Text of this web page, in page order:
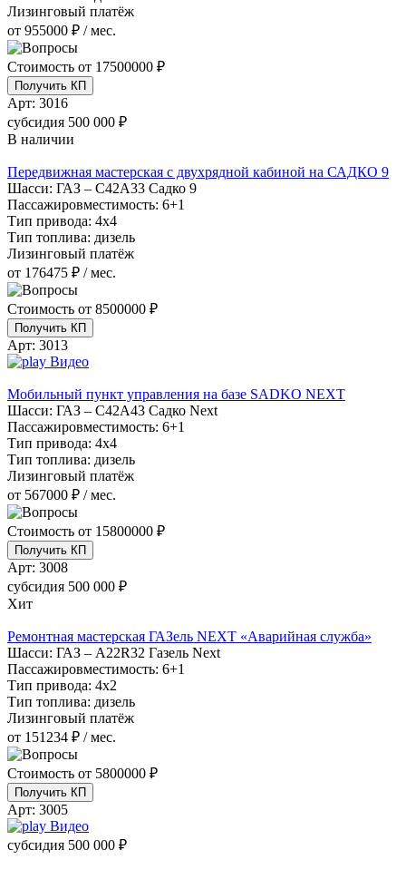
Лизинговый платёж
от 955000 ₽ / мес.
Стоимость от 17500000 ₽
Получить КП
Арт: 3016
субсидия 500 000 ₽
В наличии
Передвижная мастерская с двухрядной кабиной на САДКО 9
Шасси: ГАЗ – С42А33 Садко 9
Пассажировместимость: 6+1
Тип привода: 4х4
Тип топлива: дизель
Лизинговый платёж
от 176475 ₽ / мес.
Стоимость от 8500000 ₽
Получить КП
Арт: 3013
Видео
Мобильный пункт управления на базе SADKO NEXT
Шасси: ГАЗ – С42А43 Садко Next
Пассажировместимость: 6+1
Тип привода: 4х4
Тип топлива: дизель
Лизинговый платёж
от 567000 ₽ / мес.
Стоимость от 15800000 ₽
Получить КП
Арт: 3008
субсидия 500 000 ₽
Хит
Ремонтная мастерская ГАЗель NEXT «Аварийная служба»
Шасси: ГАЗ – A22R32 Газель Next
Пассажировместимость: 6+1
Тип привода: 4х2
Тип топлива: дизель
Лизинговый платёж
от 151234 ₽ / мес.
Стоимость от 5800000 ₽
Получить КП
Арт: 3005
Видео
субсидия 500 000 ₽